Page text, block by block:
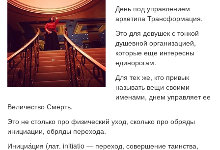
День под управлением
архетипа Трансформация.
Это для девушек с тонкой
душевной организацией,
которые еще интересны
единорогам.
Для тех же, кто привык
называть вещи своими
именами, днем управляет ее
Величество Смерть.
Это не столько про физический уход, сколько про обряды
инициации, обряды перехода.
Инициа́ция (лат. initiatio — переход, совершение таинства,